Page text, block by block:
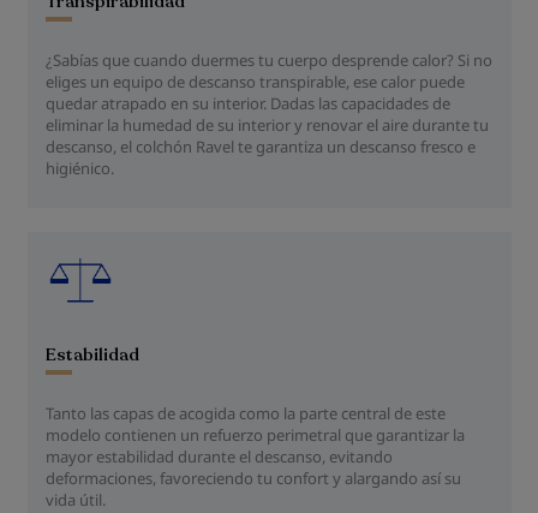
¿Sabías que cuando duermes tu cuerpo desprende calor? Si no
eliges un equipo de descanso transpirable, ese calor puede
quedar atrapado en su interior. Dadas las capacidades de
eliminar la humedad de su interior y renovar el aire durante tu
descanso, el colchón Ravel te garantiza un descanso fresco e
higiénico.
Estabilidad
Tanto las capas de acogida como la parte central de este
modelo contienen un refuerzo perimetral que garantizar la
mayor estabilidad durante el descanso, evitando
deformaciones, favoreciendo tu confort y alargando así su
vida útil.